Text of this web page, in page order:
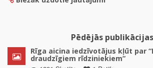
Pēdējās publikācijas
Rīga aicina iedzīvotājus kļūt par
draudzīgiem rīdziniekiem”